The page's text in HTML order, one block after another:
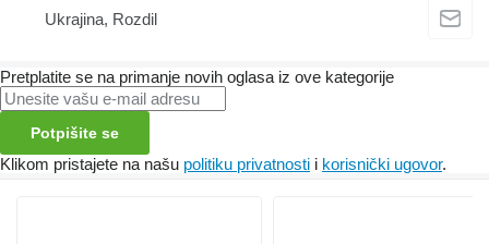
Ukrajina, Rozdil
Pretplatite se na primanje novih oglasa iz ove kategorije
Potpišite se
Klikom pristajete na našu politiku privatnosti i korisnički ugovor.